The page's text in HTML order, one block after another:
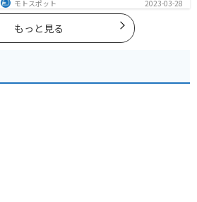
トと、自然も街も楽しめるスポットが多数あります。バ
イクで東京都にツーリングに行く際は参考にしてくださ
モトスポット 2023-03-28
もっと見る